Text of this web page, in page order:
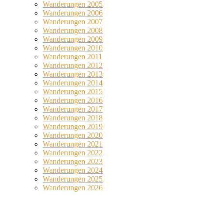
Wanderungen 2005
Wanderungen 2006
Wanderungen 2007
Wanderungen 2008
Wanderungen 2009
Wanderungen 2010
Wanderungen 2011
Wanderungen 2012
Wanderungen 2013
Wanderungen 2014
Wanderungen 2015
Wanderungen 2016
Wanderungen 2017
Wanderungen 2018
Wanderungen 2019
Wanderungen 2020
Wanderungen 2021
Wanderungen 2022
Wanderungen 2023
Wanderungen 2024
Wanderungen 2025
Wanderungen 2026